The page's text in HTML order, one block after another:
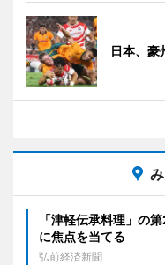
日本、
「津軽伝承料理」の
に焦点を当てる
弘前経済新聞